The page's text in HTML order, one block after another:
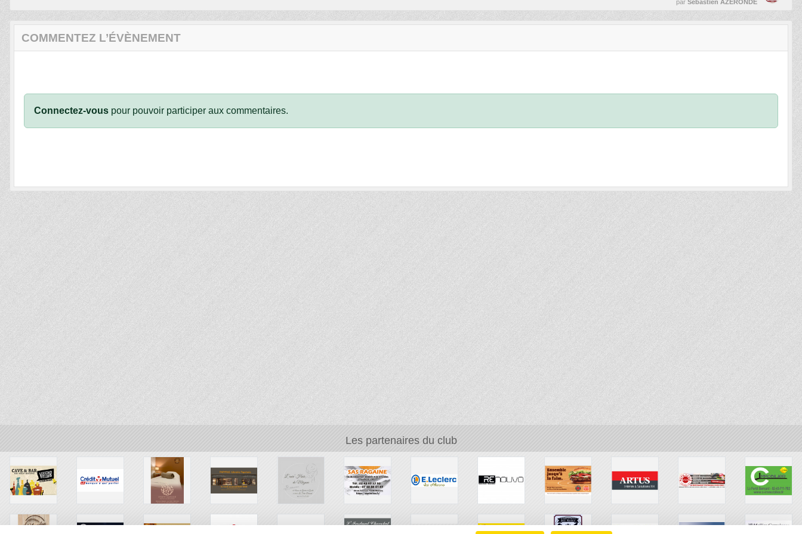
par Sébastien AZERONDE
COMMENTEZ L’ÉVÈNEMENT
Connectez-vous pour pouvoir participer aux commentaires.
Les partenaires du club